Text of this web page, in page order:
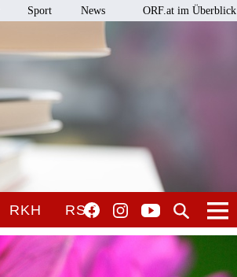
Sport News ORF.at im Überblick
RKH RSO